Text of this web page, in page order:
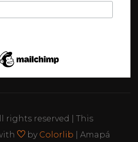
rights reserved | This
by Colorlib | Amapá